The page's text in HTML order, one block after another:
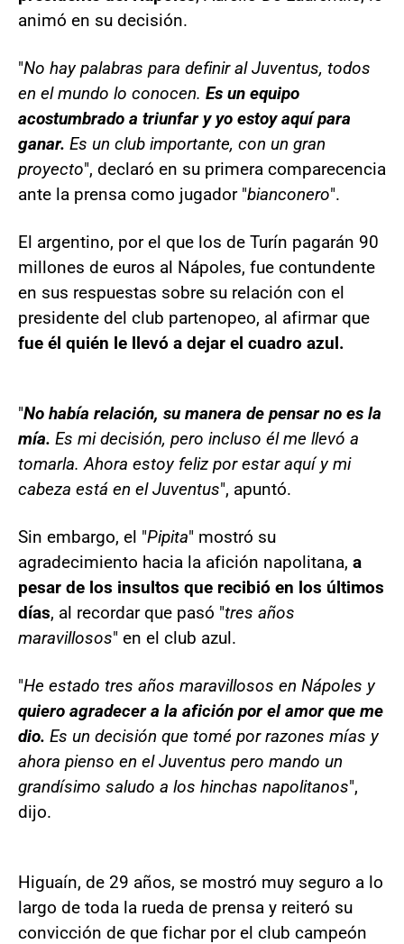
animó en su decisión.
"No hay palabras para definir al Juventus, todos
en el mundo lo conocen. Es un equipo
acostumbrado a triunfar y yo estoy aquí para
ganar. Es un club importante, con un gran
proyecto", declaró en su primera comparecencia
ante la prensa como jugador "bianconero".
El argentino, por el que los de Turín pagarán 90
millones de euros al Nápoles, fue contundente
en sus respuestas sobre su relación con el
presidente del club partenopeo, al afirmar que
fue él quién le llevó a dejar el cuadro azul.
"No había relación, su manera de pensar no es la
mía. Es mi decisión, pero incluso él me llevó a
tomarla. Ahora estoy feliz por estar aquí y mi
cabeza está en el Juventus", apuntó.
Sin embargo, el "Pipita" mostró su
agradecimiento hacia la afición napolitana, a
pesar de los insultos que recibió en los últimos
días, al recordar que pasó "tres años
maravillosos" en el club azul.
"He estado tres años maravillosos en Nápoles y
quiero agradecer a la afición por el amor que me
dio. Es un decisión que tomé por razones mías y
ahora pienso en el Juventus pero mando un
grandísimo saludo a los hinchas napolitanos",
dijo.
Higuaín, de 29 años, se mostró muy seguro a lo
largo de toda la rueda de prensa y reiteró su
convicción de que fichar por el club campeón